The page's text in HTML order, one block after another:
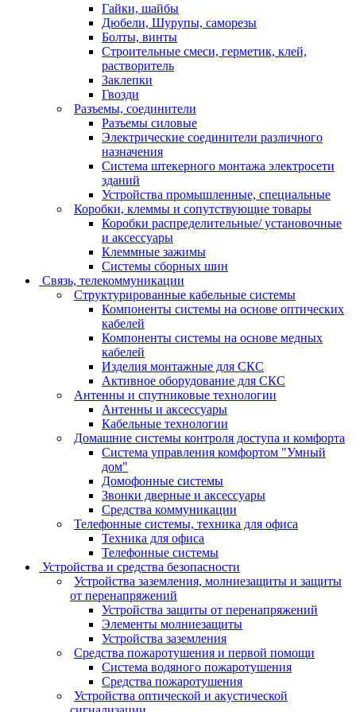
Гайки, шайбы
Дюбели, Шурупы, саморезы
Болты, винты
Строительные смеси, герметик, клей,
растворитель
Заклепки
Гвозди
Разъемы, соединители
Разъемы силовые
Электрические соединители различного
назначения
Система штекерного монтажа электросети
зданий
Устройства промышленные, специальные
Коробки, клеммы и сопутствующие товары
Коробки распределительные/ установочные
и аксессуары
Клеммные зажимы
Системы сборных шин
Связь, телекоммуникации
Структурированные кабельные системы
Компоненты системы на основе оптических
кабелей
Компоненты системы на основе медных
кабелей
Изделия монтажные для СКС
Активное оборудование для СКС
Антенны и спутниковые технологии
Антенны и аксессуары
Кабельные технологии
Домашние системы контроля доступа и комфорта
Система управления комфортом "Умный
дом"
Домофонные системы
Звонки дверные и аксессуары
Средства коммуникации
Телефонные системы, техника для офиса
Техника для офиса
Телефонные системы
Устройства и средства безопасности
Устройства заземления, молниезащиты и защиты
от перенапряжений
Устройства защиты от перенапряжений
Элементы молниезащиты
Устройства заземления
Средства пожаротушения и первой помощи
Система водяного пожаротушения
Средства пожаротушения
Устройства оптической и акустической